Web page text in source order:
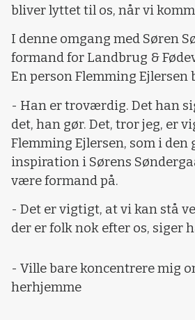
bliver lyttet til os, når vi
I denne omgang med Søren
formand for Landbrug &
En person Flemming Ejlersen
- Han er troværdig. Det han
det, han gør. Det, tror jeg, er
Flemming Ejlersen, som i den
inspiration i Sørens
være formand på.
- Det er vigtigt, at vi kan stå
der er folk nok efter os, siger
- Ville bare koncentrere mig
herhjemme